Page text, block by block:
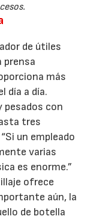
de útiles
más
día a día.
pesados con
tres
un empleado
varias
es enorme.”
ofrece
aún, la
de botella